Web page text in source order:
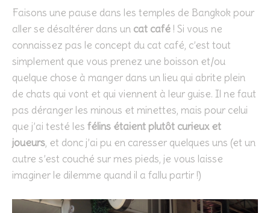
Faisons une pause dans les temples de Bangkok pour
aller se désaltérer dans un cat café ! Si vous ne
connaissez pas le concept du cat café, c’est tout
simplement que vous prenez une boisson et/ou
quelque chose à manger dans un lieu qui abrite plein
de chats qui vont et qui viennent à leur guise. Il ne faut
pas déranger les minous et minettes, mais pour celui
que j’ai testé les félins étaient plutôt curieux et
joueurs, et donc j’ai pu en caresser quelques uns (et un
autre s’est couché sur mes pieds, je vous laisse
imaginer le dilemme quand il a fallu partir !)